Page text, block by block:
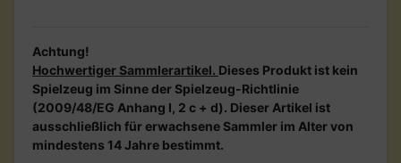
Achtung!
Hochwertiger Sammlerartikel. Dieses Produkt ist kein
Spielzeug im Sinne der Spielzeug-Richtlinie
(2009/48/EG Anhang I, 2 c + d). Dieser Artikel ist
ausschließlich für erwachsene Sammler im Alter von
mindestens 14 Jahre bestimmt.